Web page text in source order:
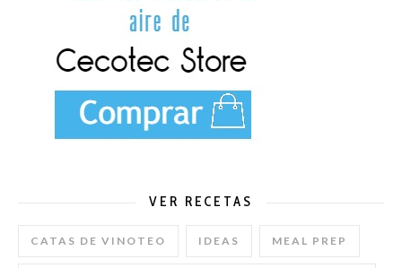
VER RECETAS
CATAS DE VINOTEO IDEAS MEAL PREP